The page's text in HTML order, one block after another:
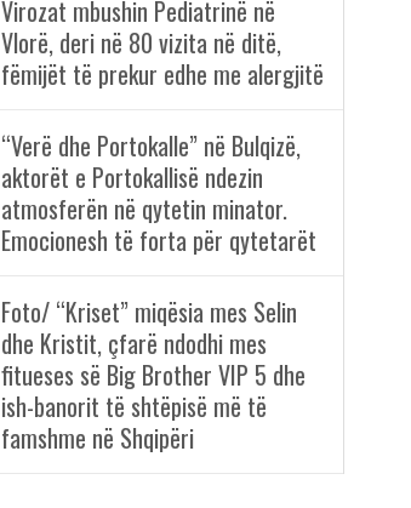
Virozat mbushin Pediatrinë në
Vlorë, deri në 80 vizita në ditë,
fëmijët të prekur edhe me alergjitë
“Verë dhe Portokalle” në Bulqizë,
aktorët e Portokallisë ndezin
atmosferën në qytetin minator.
Emocionesh të forta për qytetarët
Foto/ “Kriset” miqësia mes Selin
dhe Kristit, çfarë ndodhi mes
fitueses së Big Brother VIP 5 dhe
ish-banorit të shtëpisë më të
famshme në Shqipëri